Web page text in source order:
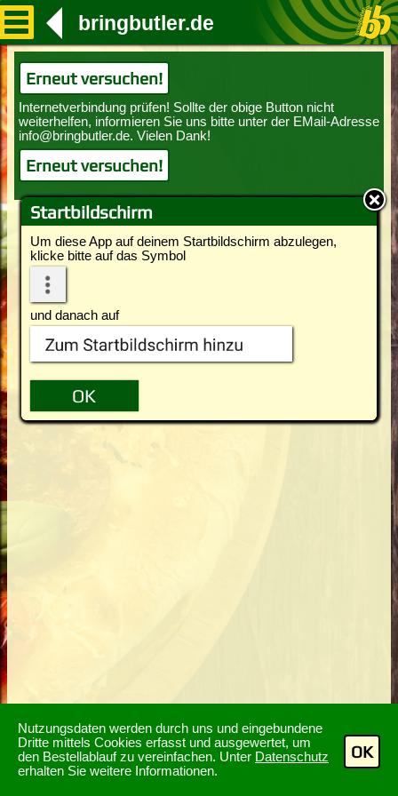
Nutzungsdaten werden durch uns und eingebundene
Dritte mittels Cookies erfasst und ausgewertet, um
den Bestellablauf zu vereinfachen. Unter Datenschutz
erhalten Sie weitere Informationen.
OK
Startbildschirm
Um diese App auf deinem Startbildschirm abzulegen,
klicke bitte auf das Symbol
und danach auf
bringbutler.de
Erneut versuchen!
Erneut versuchen!